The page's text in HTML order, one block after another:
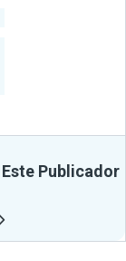
Publicador